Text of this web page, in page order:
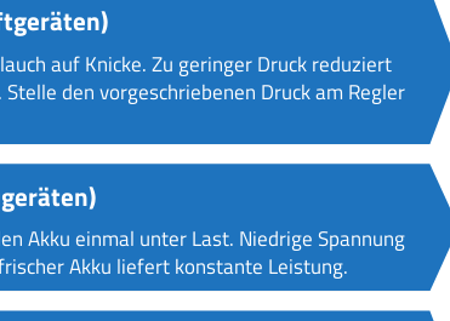
auf Knicke. Zu geringer Druck reduziert
den vorgeschriebenen Druck am Regler
Akku einmal unter Last. Niedrige Spannung
Akku liefert konstante Leistung.